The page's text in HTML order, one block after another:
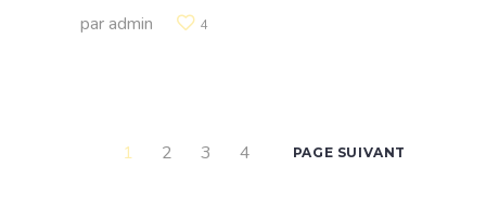
paradmin 4
1 2 3 4 PAGE SUIVANT